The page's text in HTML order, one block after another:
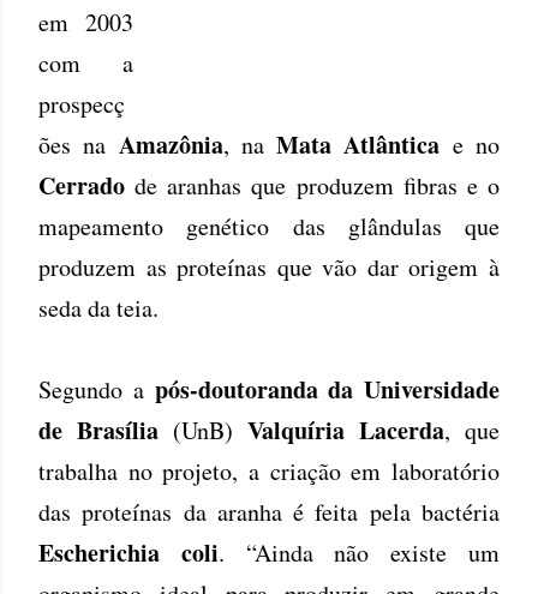
em 2003
com a
prospecç
ões na Amazônia, naMata Atlântica e no
Cerradode aranhas que produzem fibras e o
mapeamento genético das glândulas que
produzem as proteínas que vão dar origem à
seda da teia.
Segundo após-doutoranda da Universidade
de Brasília (UnB) Valquíria Lacerda, que
trabalha no projeto, a criação em laboratório
das proteínas da aranha é feita pela bactéria
Escherichia coli. “Ainda não existe um